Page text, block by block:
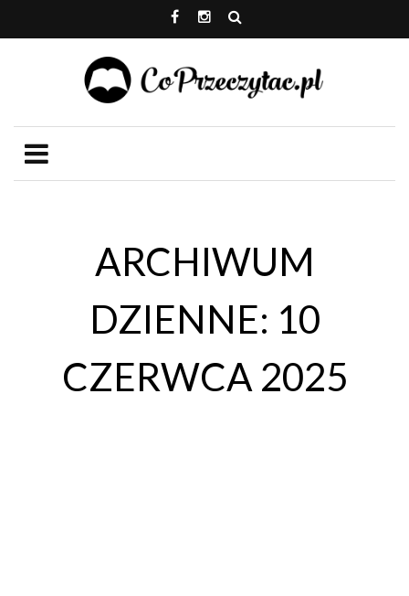
ARCHIWUM
DZIENNE: 10
CZERWCA 2025